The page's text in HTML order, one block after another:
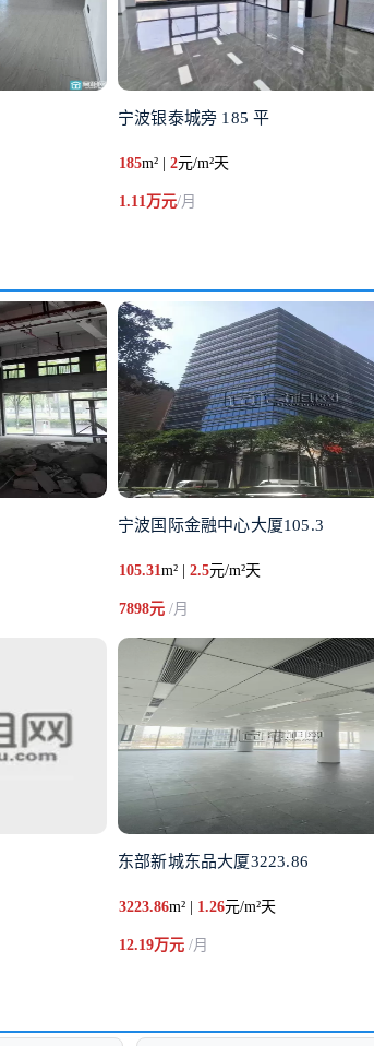
宁波银泰城旁 185 平
185m² | 2元/m²天
1.11万元/月
宁波国际金融中心大厦105.3
105.31m² | 2.5元/m²天
7898元 /月
东部新城东品大厦3223.86
3223.86m² | 1.26元/m²天
12.19万元 /月